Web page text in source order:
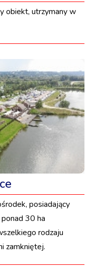
obiekt, utrzymany w
posiadający
30 ha
rodzaju
zamkniętej.